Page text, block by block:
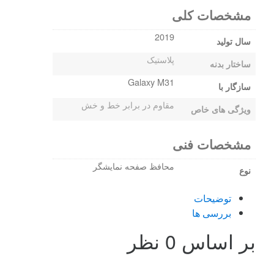
مشخصات کلی
سال تولید 2019
ساختار بدنه پلاستیک
سازگار با Galaxy M31
ویژگی های خاص مقاوم در برابر خط و خش
مشخصات فنی
نوع محافظ صفحه نمایشگر
توضیحات
بررسی ها
بر اساس 0 نظر